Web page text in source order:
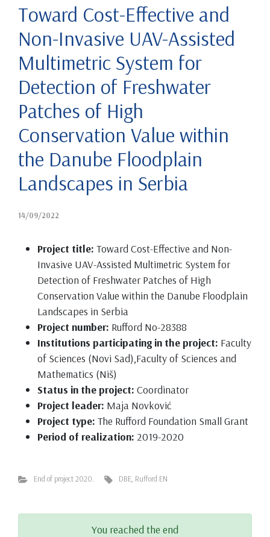
Toward Cost-Effective and
Non-Invasive UAV-Assisted
Multimetric System for
Detection of Freshwater
Patches of High
Conservation Value within
the Danube Floodplain
Landscapes in Serbia
14/09/2022
Project title: Toward Cost-Effective and Non-
Invasive UAV-Assisted Multimetric System for
Detection of Freshwater Patches of High
Conservation Value within the Danube Floodplain
Landscapes in Serbia
Project number: Rufford No-28388
Institutions participating in the project: Faculty
of Sciences (Novi Sad),Faculty of Sciences and
Mathematics (Niš)
Status in the project: Coordinator
Project leader: Maja Novković
Project type: The Rufford Foundation Small Grant
Period of realization: 2019-2020
End of project 2020. DBE Rufford EN
You reached the end